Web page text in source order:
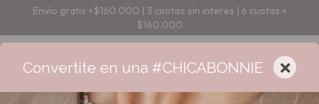
Envío gratis +$160.000 | 3 cuotas sin interés | 6 cuotas +
$160.000
Convertite en una #CHICABONNIE ×